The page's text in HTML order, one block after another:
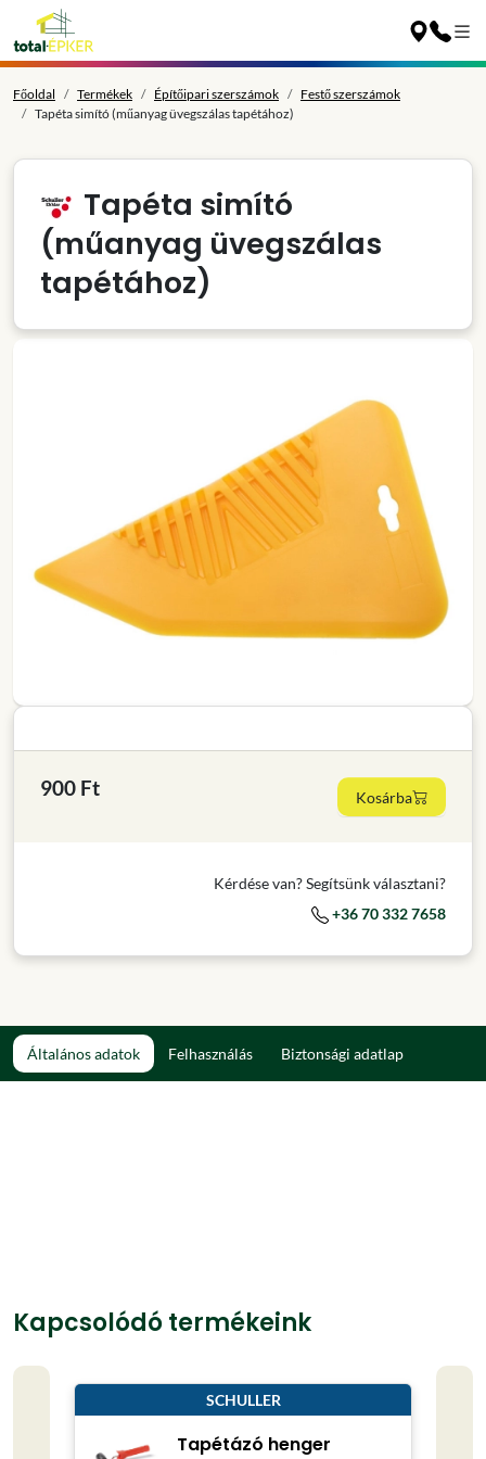
Főoldal Termékek Építőipari szerszámok
Festő szerszámok
Tapéta simító (műanyag üvegszálas tapétához)
Tapéta simító
(műanyag üvegszálas
tapétához)
900 Ft Kosárba
Kérdése van? Segítsünk választani?
+36 70 332 7658
Általános adatok Felhasználás Biztonsági adatlap
Kapcsolódó termékeink
SCHULLER
Tapétázó henger